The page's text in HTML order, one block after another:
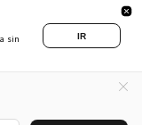
sin
IR